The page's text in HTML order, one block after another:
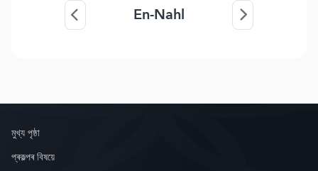
En-Nahl
মুখ্য পৃষ্ঠা
প্ৰকল্পৰ বিষয়ে